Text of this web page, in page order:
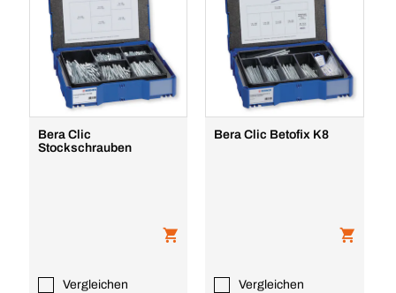
Bera Clic
Stockschrauben
Vergleichen
Bera Clic Betofix K8
Vergleichen